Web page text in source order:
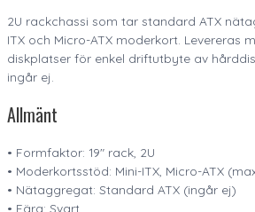
2U rackchassi som tar standard ATX
ITX och Micro-ATX moderkort. Levereras
diskplatser för enkel driftutbyte av
ingår ej.
Allmänt
• Formfaktor: 19″ rack, 2U
• Moderkortsstöd: Mini-ITX, Micro-ATX
• Nätaggregat: Standard ATX (ingår ej)
• Färg: Svart